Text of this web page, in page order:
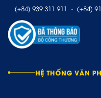
(+84) 939 311 911 - (+84)
HỆ THỐNG VĂN